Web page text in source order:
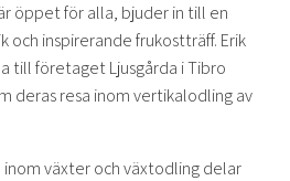
öppet för alla, bjuder in till en
och inspirerande frukostträff. Erik
till företaget Ljusgårda i Tibro
deras resa inom vertikalodling av
inom växter och växtodling delar